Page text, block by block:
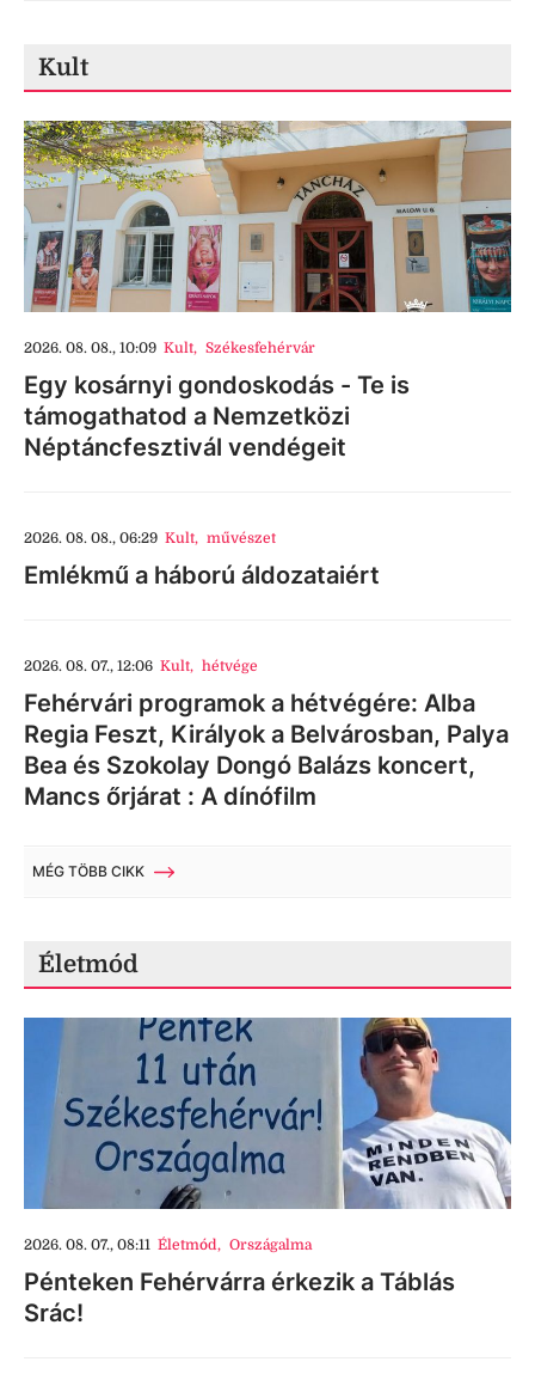
Kult
2026. 08. 08., 10:09 Kult, Székesfehérvár
Egy kosárnyi gondoskodás - Te is
támogathatod a Nemzetközi
Néptáncfesztivál vendégeit
2026. 08. 08., 06:29 Kult, művészet
Emlékmű a háború áldozataiért
2026. 08. 07., 12:06 Kult, hétvége
Fehérvári programok a hétvégére: Alba
Regia Feszt, Királyok a Belvárosban, Palya
Bea és Szokolay Dongó Balázs koncert,
Mancs őrjárat : A dínófilm
MÉG TÖBB CIKK
Életmód
2026. 08. 07., 08:11 Életmód, Országalma
Pénteken Fehérvárra érkezik a Táblás
Srác!